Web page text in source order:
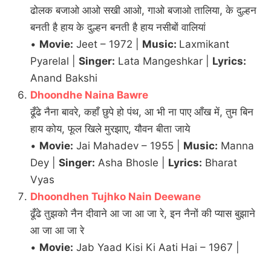
ढोलक बजाओ आओ सखी आओ, गाओ बजाओ तालिया, के दुल्हन
बनती है हाय के दुल्हन बनती है हाय नसीबों वालियां
• Movie: Jeet – 1972 | Music: Laxmikant
Pyarelal | Singer: Lata Mangeshkar | Lyrics:
Anand Bakshi
Dhoondhe Naina Bawre
ढूँढे नैना बावरे, कहाँ छुपे हो पंथ, आ भी ना पाए आँख में, तुम बिन
हाय कोय, फूल खिले मुरझाए, यौवन बीता जाये
• Movie: Jai Mahadev – 1955 | Music: Manna
Dey | Singer: Asha Bhosle | Lyrics: Bharat
Vyas
Dhoondhen Tujhko Nain Deewane
ढूँढे तुझको नैन दीवाने आ जा आ जा रे, इन नैनों की प्यास बुझाने
आ जा आ जा रे
• Movie: Jab Yaad Kisi Ki Aati Hai – 1967 |